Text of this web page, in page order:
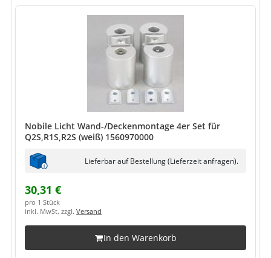
Nobile Licht Wand-/Deckenmontage 4er Set für
Q2S,R1S,R2S (weiß) 1560970000
Lieferbar auf Bestellung (Lieferzeit anfragen).
30,31 €
pro 1 Stück
inkl. MwSt. zzgl. Versand
In den Warenkorb